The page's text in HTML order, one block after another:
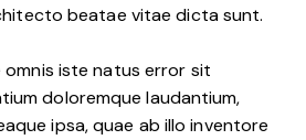
beatae vitae dicta sunt.
iste natus error sit
doloremque laudantium,
ipsa, quae ab illo inventore